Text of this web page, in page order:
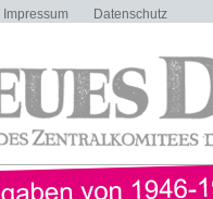
Impressum Datenschutz